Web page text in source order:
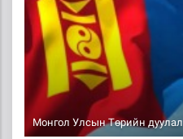
Монгол Улсын Төрийн дуулал